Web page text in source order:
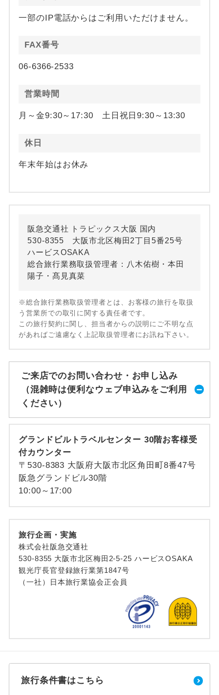
一部のIP電話からはご利用いただけません。
FAX番号
06-6366-2533
営業時間
月～金9:30～17:30 土日祝日9:30～13:30
休日
年末年始はお休み
阪急交通社 トラピックス大阪 国内
530-8355 大阪市北区梅田2丁目5番25号
ハービスOSAKA
総合旅行業務取扱管理者：八木佑樹・本田
陽子・髙見真菜
※総合旅行業務取扱管理者とは、お客様の旅行を取扱
う営業所での取引に関する責任者です。
この旅行契約に関し、担当者からの説明にご不明な点
があればご遠慮なく上記取扱管理者にお訊ね下さい。
ご来店でのお問い合わせ・お申し込み
（混雑時は便利なウェブ申込みをご利用
ください）
グランドビルトラベルセンター 30階お客様受
付カウンター
〒530-8383 大阪府大阪市北区角田町8番47号
阪急グランドビル30階
10:00～17:00
旅行企画・実施
株式会社阪急交通社
530-8355 大阪市北区梅田2-5-25 ハービスOSAKA
観光庁長官登録旅行業第1847号
（一社）日本旅行業協会正会員
旅行条件書はこちら